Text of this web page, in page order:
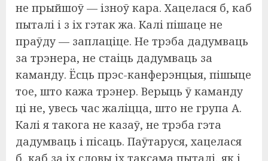
не прыйшоў — ізноў кара. Хацелася б, каб
пыталі і з іх гэтак жа. Калі пішаце не
праўду — заплаціце. Не трэба дадумваць
за трэнера, не стаіць дадумваць за
каманду. Ёсць прэс-канферэнцыя, пішыце
тое, што кажа трэнер. Верыць ў каманду
ці не, увесь час жаліцца, што не група А.
Калі я такога не казаў, не трэба гэта
дадумваць і пісаць. Паўтаруся, хацелася
б, каб за іх словы іх таксама пыталі, як і